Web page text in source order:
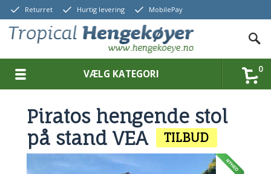
Returret Hurtig levering MobilePay
0
VÆLG KATEGORI
Piratos hengende stol
på stand VEA